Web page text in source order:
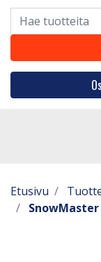
Etusivu
SnowMaster